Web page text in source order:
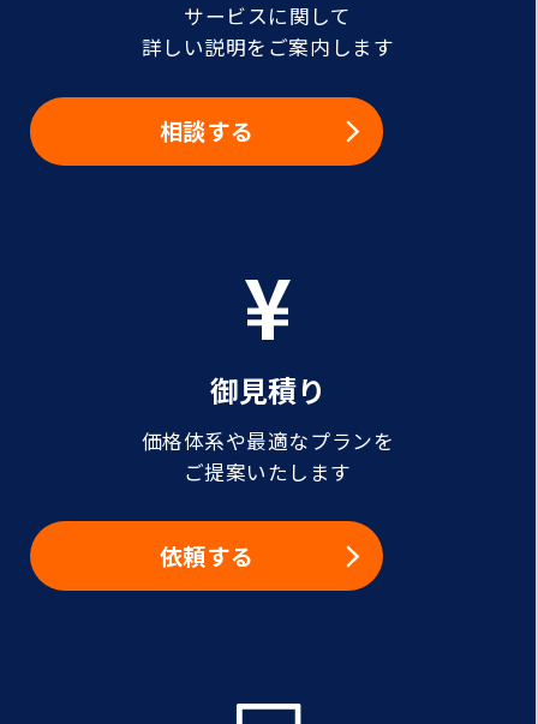
サービスに関して
詳しい説明をご案内します
相談する
御見積り
価格体系や最適なプランを
ご提案いたします
依頼する